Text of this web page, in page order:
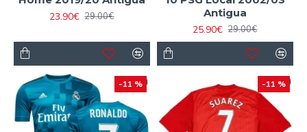
23.90€ 29.00€
Antigua
25.90€ 29.00€
-11 % -11 %